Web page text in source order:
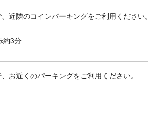
近隣のコインパーキングをご利用ください。
約3分
お近くのパーキングをご利用ください。